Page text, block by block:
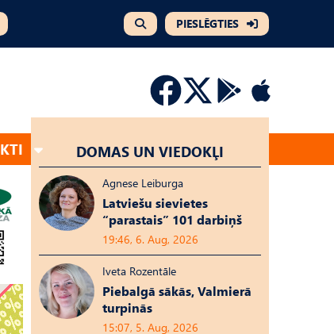
PIESLĒGTIES
DOMAS UN VIEDOKĻI
Agnese Leiburga
Latviešu sievietes
“parastais” 101 darbiņš
19:46, 6. Aug, 2026
Iveta Rozentāle
Piebalgā sākās, Valmierā
turpinās
15:07, 5. Aug, 2026